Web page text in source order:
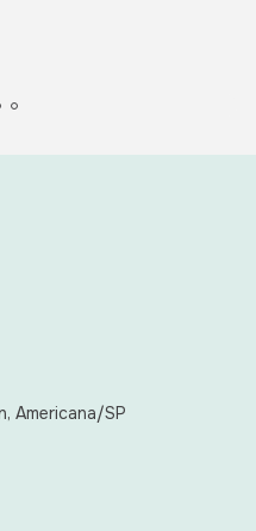
Americana/SP